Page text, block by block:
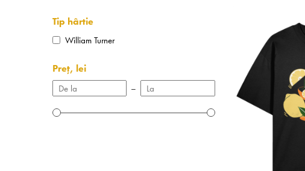
Tip hârtie
William Turner
Preț, lei
–